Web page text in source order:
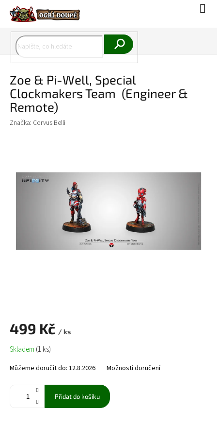
obsah
Zoe & Pi-Well, Special
Clockmakers Team (Engineer &
Remote)
Značka: Corvus Belli
499 Kč / ks
Měrná
cena:
Skladem (1 ks)
Můžeme doručit do: 12.8.2026 Možnosti doručení
Přidat do košíku